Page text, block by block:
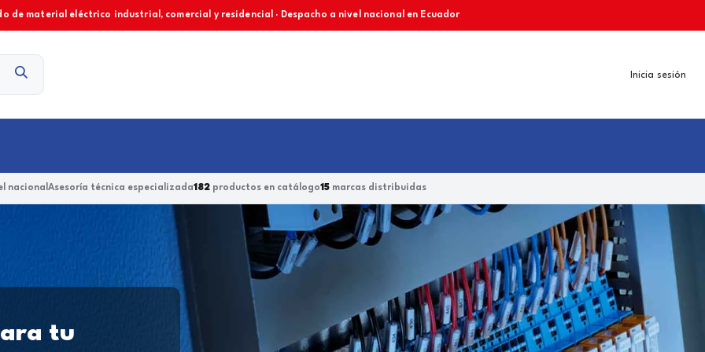
de material eléctrico industrial, comercial y residencial · Despacho a nivel nacional en Ecuador
Inicia sesión
nacional Asesoría técnica especializada182productos en catálogo15marcas distribuidas
tu